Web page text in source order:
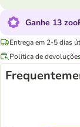
Ganhe 13
Entrega em 2-5 dias
Política de